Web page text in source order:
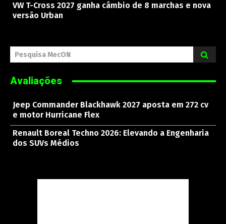
VW T-Cross 2027 ganha câmbio de 8 marchas e nova
versão Urban
Pesquisa MecON
Avaliações
Jeep Commander Blackhawk 2027 aposta em 272 cv
e motor Hurricane Flex
Renault Boreal Techno 2026: Elevando a Engenharia
dos SUVs Médios